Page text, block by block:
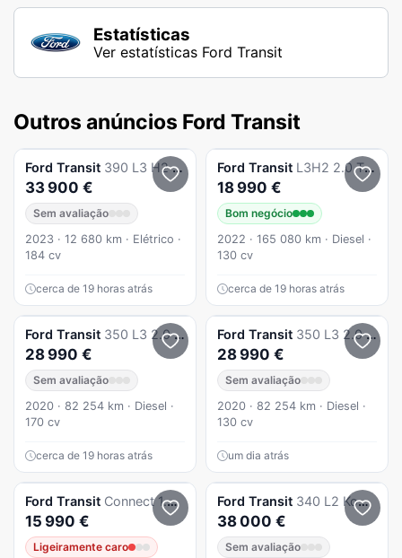
Estatísticas
Ver estatísticas Ford Transit
Outros anúncios Ford Transit
Ford Transit 390 L3 H2 BEV 75 kWh Trend
33 900 €
Sem avaliação
2023 · 12 680 km · Elétrico ·
184 cv
cerca de 19 horas atrás
Ford Transit L3H2 2.0 TDCI Trend c/iva
18 990 €
Bom negócio
2022 · 165 080 km · Diesel ·
130 cv
cerca de 19 horas atrás
Ford Transit 350 L3 2.0 TDCi H2 Trend EcoBlue
28 990 €
Sem avaliação
2020 · 82 254 km · Diesel ·
170 cv
cerca de 19 horas atrás
Ford Transit 350 L3 2.0 TDCi H2 Trend EcoBlue
28 990 €
Sem avaliação
2020 · 82 254 km · Diesel ·
130 cv
um dia atrás
Ford Transit Connect 1.5 TDCi 230 L2 Trend
15 990 €
Ligeiramente caro
Ford Transit 340 L2 Kombi Trend BEV 83kWh
38 000 €
Sem avaliação